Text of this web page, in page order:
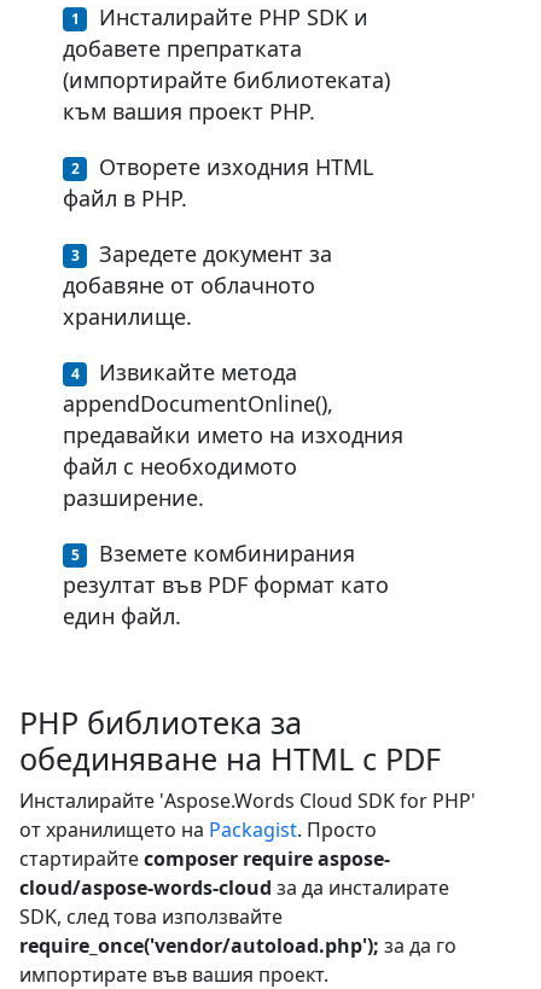
Инсталирайте PHP SDK и
добавете препратката
(импортирайте библиотеката)
към вашия проект PHP.
Отворете изходния HTML
файл в PHP.
Заредете документ за
добавяне от облачното
хранилище.
Извикайте метода
appendDocumentOnline(),
предавайки името на изходния
файл с необходимото
разширение.
Вземете комбинирания
резултат във PDF формат като
един файл.
PHP библиотека за
обединяване на HTML с PDF
Инсталирайте 'Aspose.Words Cloud SDK for PHP'
от хранилището на Packagist. Просто
стартирайтеcomposer require aspose-
cloud/aspose-words-cloud за да инсталирате
SDK, след това използвайте
require_once('vendor/autoload.php'); за да го
импортирате във вашия проект.